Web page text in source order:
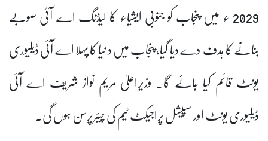
2029 ء میں پنجاب کو جنوبی ایشیاء کا لیڈنگ اے آئی صوبے
بنانے کا ہدف دے دیا گیا، پنجاب میں د نیا کا پہلا اے آئی ڈیلیوری
یونٹ قائم کیا جائے گا۔ وزیراعلیٰ مریم نواز شریف اے آئی
ڈیلیوری یونٹ اور سپیشل پراجیکٹ ٹیم کی چیئرپرسن ہوں گی۔